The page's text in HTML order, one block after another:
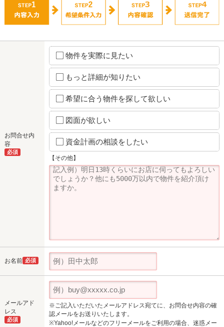
お問合せ内
容
必須
物件を実際に見たい
もっと詳細が知りたい
希望に合う物件を探して欲しい
図面が欲しい
資金計画の相談をしたい
【その他】
お名前 必須
メールアド
レス
必須
※ご記入いただいたメールアドレス宛てに、お問合せ内容の確
認メールをお送りいたします。
※Yahoo!メールなどのフリーメールをご利用の場合、迷惑メー